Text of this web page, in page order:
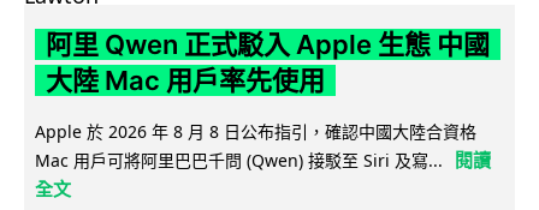
阿里 Qwen 正式駁入 Apple 生態 中國
大陸 Mac 用戶率先使用
Apple 於 2026 年 8 月 8 日公布指引，確認中國大陸合資格
Mac 用戶可將阿里巴巴千問 (Qwen) 接駁至 Siri 及寫...
閱讀
全文